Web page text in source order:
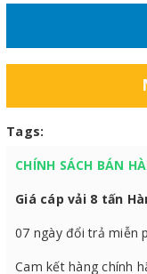
Tags:
CHÍNH SÁCH BÁN
Giá cáp vải 8 tấn
07 ngày đổi trả miễn
Cam kết hàng chính